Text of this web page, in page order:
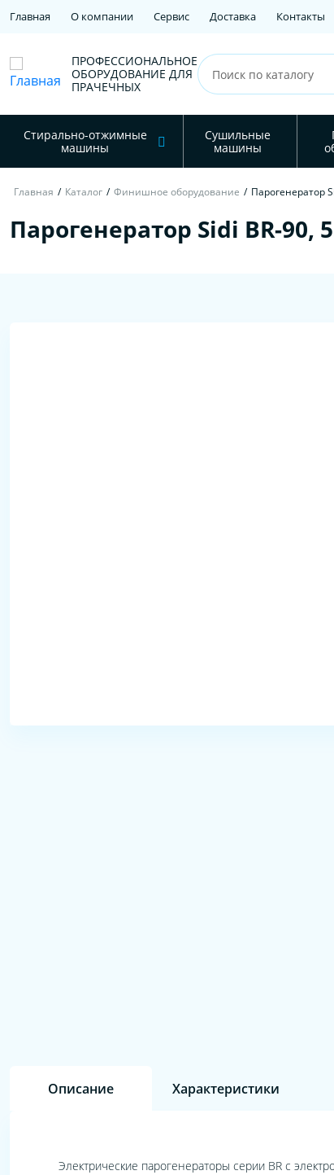
Главная О компании Сервис Доставка Контакты
ПРОФЕССИОНАЛЬНОЕ
ОБОРУДОВАНИЕ ДЛЯ
ПРАЧЕЧНЫХ
Стирально-отжимные
машины
Сушильные
машины
Главная / Каталог / Финишное оборудование / Парогенератор
Парогенератор Sidi BR-90,
Описание Характеристики
Электрические парогенераторы серии BR с